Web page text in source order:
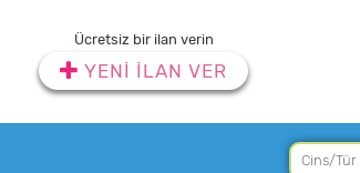
Ücretsiz bir ilan verin
YENİ İLAN VER